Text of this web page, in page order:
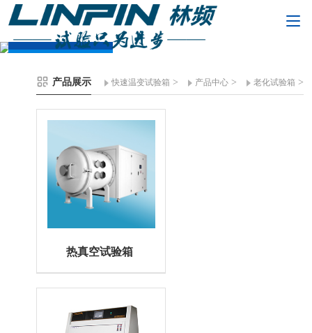
产品展示
产品展示 快速温变试验箱 > 产品中心 > 老化试验箱 >
热真空试验箱